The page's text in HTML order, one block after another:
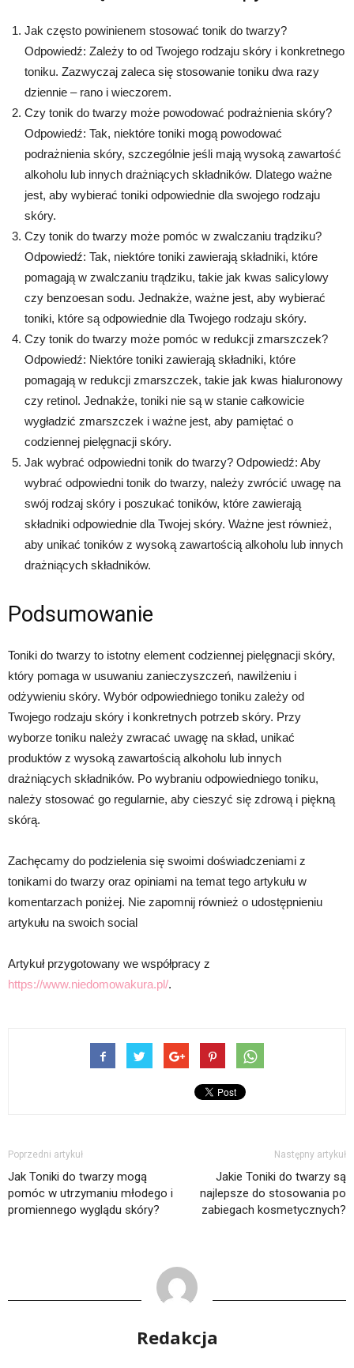
Jak często powinienem stosować tonik do twarzy?
Odpowiedź: Zależy to od Twojego rodzaju skóry i konkretnego
toniku. Zazwyczaj zaleca się stosowanie toniku dwa razy
dziennie – rano i wieczorem.
Czy tonik do twarzy może powodować podrażnienia skóry?
Odpowiedź: Tak, niektóre toniki mogą powodować
podrażnienia skóry, szczególnie jeśli mają wysoką zawartość
alkoholu lub innych drażniących składników. Dlatego ważne
jest, aby wybierać toniki odpowiednie dla swojego rodzaju
skóry.
Czy tonik do twarzy może pomóc w zwalczaniu trądziku?
Odpowiedź: Tak, niektóre toniki zawierają składniki, które
pomagają w zwalczaniu trądziku, takie jak kwas salicylowy
czy benzoesan sodu. Jednakże, ważne jest, aby wybierać
toniki, które są odpowiednie dla Twojego rodzaju skóry.
Czy tonik do twarzy może pomóc w redukcji zmarszczek?
Odpowiedź: Niektóre toniki zawierają składniki, które
pomagają w redukcji zmarszczek, takie jak kwas hialuronowy
czy retinol. Jednakże, toniki nie są w stanie całkowicie
wygładzić zmarszczek i ważne jest, aby pamiętać o
codziennej pielęgnacji skóry.
Jak wybrać odpowiedni tonik do twarzy? Odpowiedź: Aby
wybrać odpowiedni tonik do twarzy, należy zwrócić uwagę na
swój rodzaj skóry i poszukać toników, które zawierają
składniki odpowiednie dla Twojej skóry. Ważne jest również,
aby unikać toników z wysoką zawartością alkoholu lub innych
drażniących składników.
Podsumowanie
Toniki do twarzy to istotny element codziennej pielęgnacji skóry,
który pomaga w usuwaniu zanieczyszczeń, nawilżeniu i
odżywieniu skóry. Wybór odpowiedniego toniku zależy od
Twojego rodzaju skóry i konkretnych potrzeb skóry. Przy
wyborze toniku należy zwracać uwagę na skład, unikać
produktów z wysoką zawartością alkoholu lub innych
drażniących składników. Po wybraniu odpowiedniego toniku,
należy stosować go regularnie, aby cieszyć się zdrową i piękną
skórą.
Zachęcamy do podzielenia się swoimi doświadczeniami z
tonikami do twarzy oraz opiniami na temat tego artykułu w
komentarzach poniżej. Nie zapomnij również o udostępnieniu
artykułu na swoich social
Artykuł przygotowany we współpracy z
https://www.niedomowakura.pl/.
Poprzedni artykuł
Jak Toniki do twarzy mogą
pomóc w utrzymaniu młodego i
promiennego wyglądu skóry?
Następny artykuł
Jakie Toniki do twarzy są
najlepsze do stosowania po
zabiegach kosmetycznych?
Redakcja